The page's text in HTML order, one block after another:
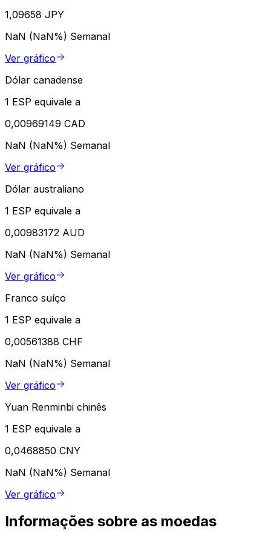
1,09658 JPY
NaN (NaN%) Semanal
Ver gráfico
Dólar canadense
1 ESP equivale a
0,00969149 CAD
NaN (NaN%) Semanal
Ver gráfico
Dólar australiano
1 ESP equivale a
0,00983172 AUD
NaN (NaN%) Semanal
Ver gráfico
Franco suíço
1 ESP equivale a
0,00561388 CHF
NaN (NaN%) Semanal
Ver gráfico
Yuan Renminbi chinês
1 ESP equivale a
0,0468850 CNY
NaN (NaN%) Semanal
Ver gráfico
Informações sobre as moedas